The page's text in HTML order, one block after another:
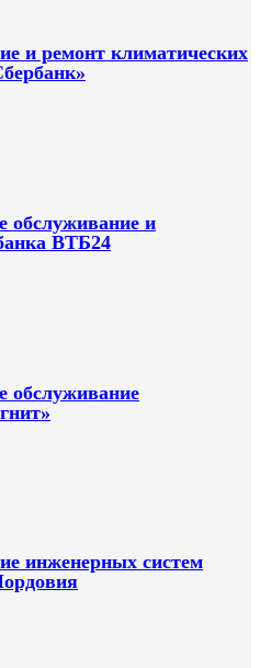
и ремонт климатических
обслуживание и
ВТБ24
обслуживание
инженерных систем